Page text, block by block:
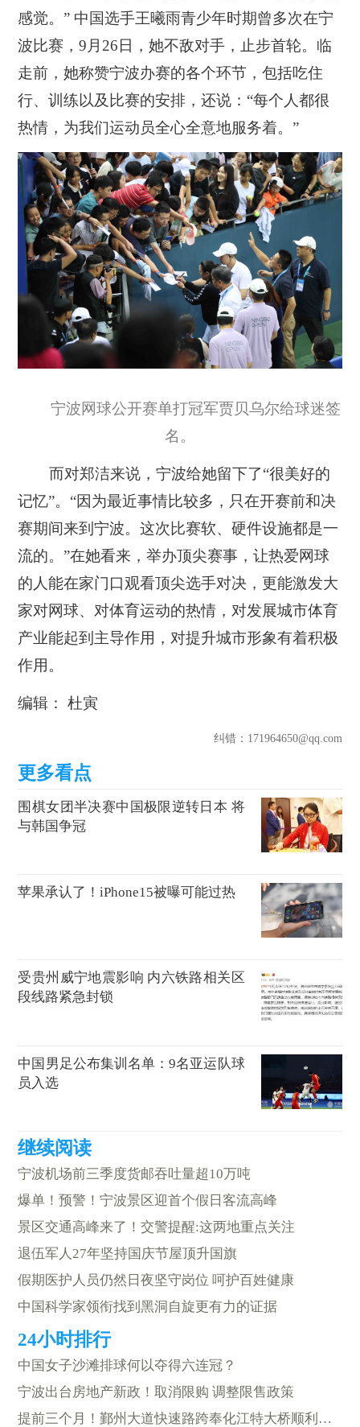
感觉。” 中国选手王曦雨青少年时期曾多次在宁
波比赛，9月26日，她不敌对手，止步首轮。临
走前，她称赞宁波办赛的各个环节，包括吃住
行、训练以及比赛的安排，还说：“每个人都很
热情，为我们运动员全心全意地服务着。”
宁波网球公开赛单打冠军贾贝乌尔给球迷签
名。
而对郑洁来说，宁波给她留下了“很美好的
记忆”。“因为最近事情比较多，只在开赛前和决
赛期间来到宁波。这次比赛软、硬件设施都是一
流的。”在她看来，举办顶尖赛事，让热爱网球
的人能在家门口观看顶尖选手对决，更能激发大
家对网球、对体育运动的热情，对发展城市体育
产业能起到主导作用，对提升城市形象有着积极
作用。
编辑： 杜寅
纠错：171964650@qq.com
围棋女团半决赛中国极限逆转日本 将
与韩国争冠
苹果承认了！iPhone15被曝可能过热
受贵州威宁地震影响 内六铁路相关区
段线路紧急封锁
中国男足公布集训名单：9名亚运队球
员入选
宁波机场前三季度货邮吞吐量超10万吨
爆单！预警！宁波景区迎首个假日客流高峰
景区交通高峰来了！交警提醒:这两地重点关注
退伍军人27年坚持国庆节屋顶升国旗
假期医护人员仍然日夜坚守岗位 呵护百姓健康
中国科学家领衔找到黑洞自旋更有力的证据
中国女子沙滩排球何以夺得六连冠？
宁波出台房地产新政！取消限购 调整限售政策
提前三个月！鄞州大道快速路跨奉化江特大桥顺利合龙